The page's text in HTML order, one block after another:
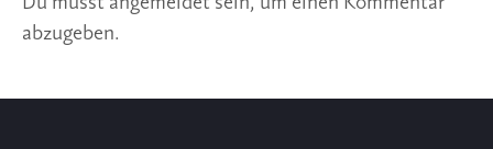
abzugeben.